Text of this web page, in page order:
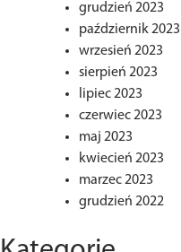
grudzień 2023
październik 2023
wrzesień 2023
sierpień 2023
lipiec 2023
czerwiec 2023
maj 2023
kwiecień 2023
marzec 2023
grudzień 2022